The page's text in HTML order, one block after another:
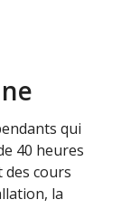
qui
40 heures
des cours
la